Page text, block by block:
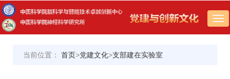
当前位置： 首页>党建文化>支部建在实验室